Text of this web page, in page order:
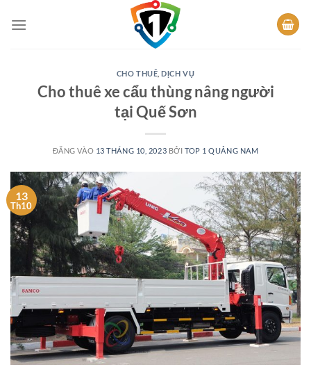
qua
CHO THUÊ ,DỊCH VỤ
Cho thuê xe cẩu thùng nâng người
tại Quế Sơn
ĐĂNG VÀO 13 THÁNG 10, 2023 BỞI TOP 1 QUẢNG NAM
13
Th10